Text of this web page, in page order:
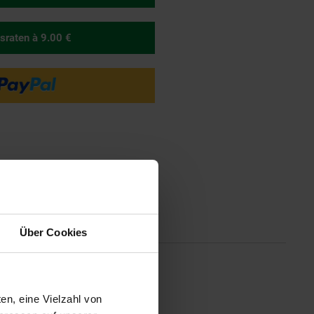
Über Cookies
eine Vielzahl von
à 9.00 €
Montagemöglichkeit. Die